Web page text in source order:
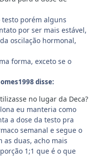
porém alguns
por ser mais estável,
oscilação hormonal,
forma, exceto se o
disse:
no lugar da Deca?
eu manteria como
a dose da testo pra
semanal e segue o
as duas, acho mais
1;1 que é o que